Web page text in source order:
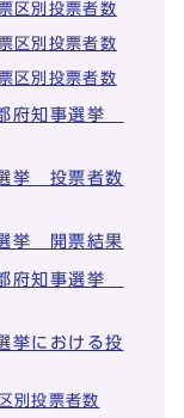
区別投票者数
区別投票者数
区別投票者数
府知事選挙
挙 投票者数
挙 開票結果
府知事選挙
挙における投
別投票者数